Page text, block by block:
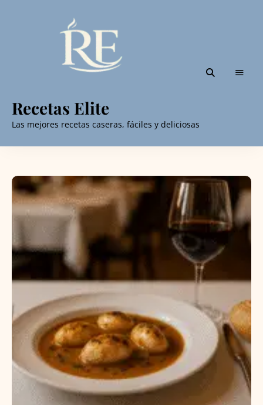
Recetas Elite
Las mejores recetas caseras, fáciles y deliciosas